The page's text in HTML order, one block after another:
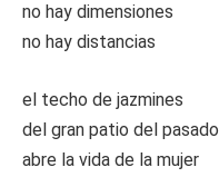
no hay dimensiones
no hay distancias
el techo de jazmines
del gran patio del pasado
abre la vida de la mujer